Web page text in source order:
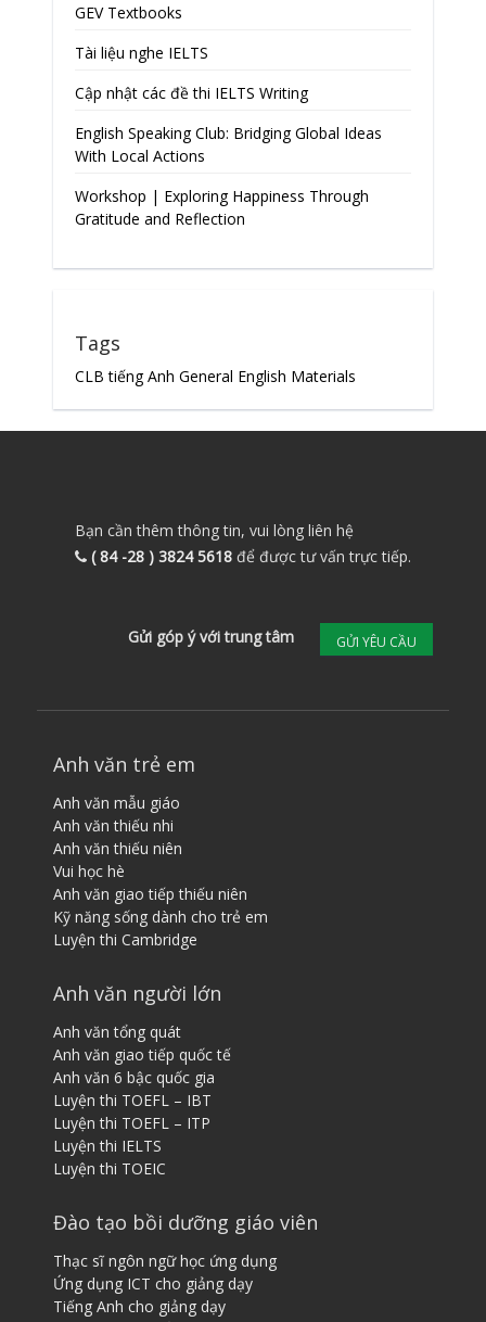
GEV Textbooks
Tài liệu nghe IELTS
Cập nhật các đề thi IELTS Writing
English Speaking Club: Bridging Global Ideas
With Local Actions
Workshop | Exploring Happiness Through
Gratitude and Reflection
Tags
CLB tiếng Anh General English Materials
Bạn cần thêm thông tin, vui lòng liên hệ
( 84 -28 ) 3824 5618để được tư vấn trực tiếp.
Gửi góp ý với trung tâm GỬI YÊU CẦU
Anh văn trẻ em
Anh văn mẫu giáo
Anh văn thiếu nhi
Anh văn thiếu niên
Vui học hè
Anh văn giao tiếp thiếu niên
Kỹ năng sống dành cho trẻ em
Luyện thi Cambridge
Anh văn người lớn
Anh văn tổng quát
Anh văn giao tiếp quốc tế
Anh văn 6 bậc quốc gia
Luyện thi TOEFL – IBT
Luyện thi TOEFL – ITP
Luyện thi IELTS
Luyện thi TOEIC
Đào tạo bồi dưỡng giáo viên
Thạc sĩ ngôn ngữ học ứng dụng
Ứng dụng ICT cho giảng dạy
Tiếng ​A​nh cho giảng dạy